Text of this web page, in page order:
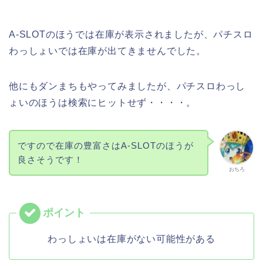
A-SLOTのほうでは在庫が表示されましたが、パチスロ
わっしょいでは在庫が出てきませんでした。
他にもダンまちもやってみましたが、パチスロわっし
ょいのほうは検索にヒットせず・・・・。
おちろ
ですので在庫の豊富さはA-SLOTのほうが
良さそうです！
わっしょいは在庫がない可能性がある